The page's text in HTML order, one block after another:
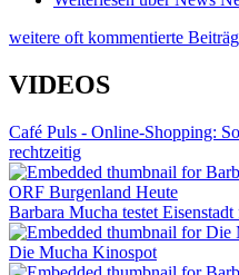
weitere oft kommentierte
VIDEOS
Café Puls - Online-Shopping:
rechtzeitig
Barbara Mucha testet
Die Mucha Kinospot